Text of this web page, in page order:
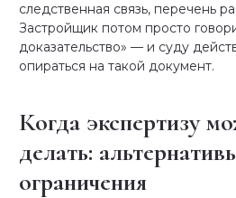
следственная связь, перечень
Застройщик потом просто
доказательство» — и суду
опираться на такой документ.
Когда экспертизу можно не
делать:
ограничения